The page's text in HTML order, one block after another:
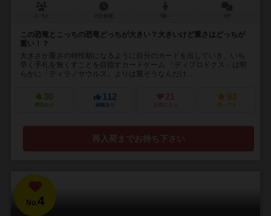
この恐竜とこっちの恐竜どっちが大きい？大きいけど重さはどっちが
重い！？
大きさか重さの特性順になるように自分のカードを出していき、いち
早く手札を無くすことを目指すカードゲーム 「ディプロドクス」は明
らかに「ティラノサウルス」よりは重そうなんだけ...
30
興味あり
112
経験あり
21
お気に入り
93
持ってる
再入荷までお待ち下さい
No.4